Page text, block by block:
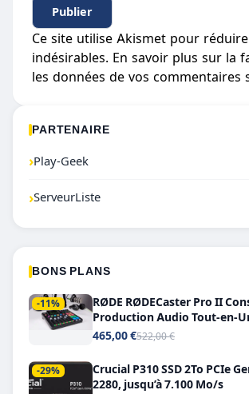
Ce site utilise Akismet pour
indésirables. En savoir plus sur la
les données de vos commentaires
PARTENAIRE
›Play-Geek
›ServeurListe
BONS PLANS
-11%
RØDE RØDECaster Pro II
Production Audio Tout-en-
Double USB-C
465,00 €522,00 €
-29%
Crucial P310 SSD 2To PCIe
2280, jusqu’à 7.100 Mo/s